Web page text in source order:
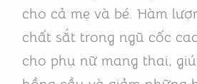
cho cả mẹ và bé. Hàm
chất sắt trong ngũ cốc
cho phụ nữ mang thai,